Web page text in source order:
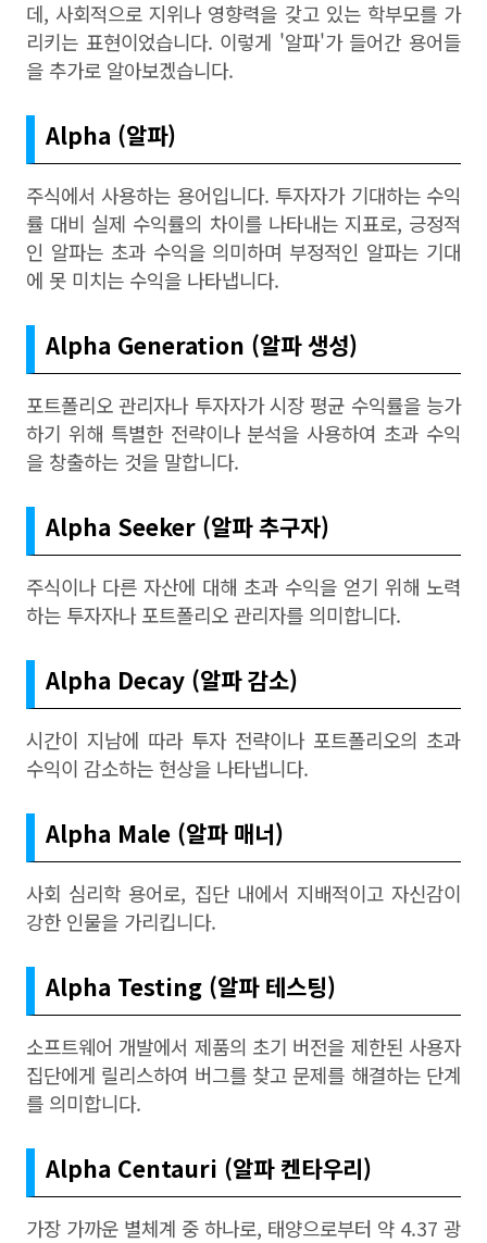
데, 사회적으로 지위나 영향력을 갖고 있는 학부모를 가
리키는 표현이었습니다. 이렇게 '알파'가 들어간 용어들
을 추가로 알아보겠습니다.
Alpha (알파)
주식에서 사용하는 용어입니다. 투자자가 기대하는 수익
률 대비 실제 수익률의 차이를 나타내는 지표로, 긍정적
인 알파는 초과 수익을 의미하며 부정적인 알파는 기대
에 못 미치는 수익을 나타냅니다.
Alpha Generation (알파 생성)
포트폴리오 관리자나 투자자가 시장 평균 수익률을 능가
하기 위해 특별한 전략이나 분석을 사용하여 초과 수익
을 창출하는 것을 말합니다.
Alpha Seeker (알파 추구자)
주식이나 다른 자산에 대해 초과 수익을 얻기 위해 노력
하는 투자자나 포트폴리오 관리자를 의미합니다.
Alpha Decay (알파 감소)
시간이 지남에 따라 투자 전략이나 포트폴리오의 초과
수익이 감소하는 현상을 나타냅니다.
Alpha Male (알파 매너)
사회 심리학 용어로, 집단 내에서 지배적이고 자신감이
강한 인물을 가리킵니다.
Alpha Testing (알파 테스팅)
소프트웨어 개발에서 제품의 초기 버전을 제한된 사용자
집단에게 릴리스하여 버그를 찾고 문제를 해결하는 단계
를 의미합니다.
Alpha Centauri (알파 켄타우리)
가장 가까운 별체계 중 하나로, 태양으로부터 약 4.37 광